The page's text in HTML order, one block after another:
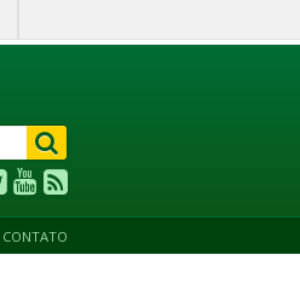
CONTATO